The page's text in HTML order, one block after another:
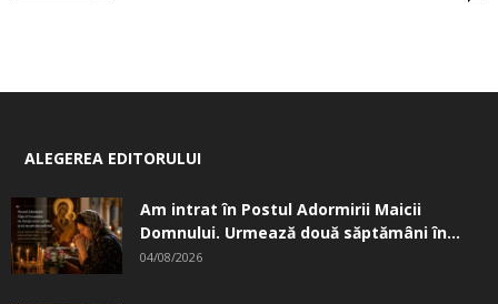
ALEGEREA EDITORULUI
Am intrat în Postul Adormirii Maicii
Domnului. Urmează două săptămâni în...
04/08/2026